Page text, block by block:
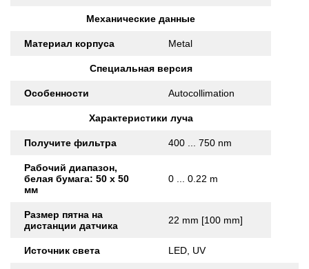
Механические данные
Материал корпуса Metal
Специальная версия
Особенности Autocollimation
Характеристики луча
Получите фильтра 400 ... 750 nm
Рабочий диапазон,
белая бумага: 50 х 50
мм
0 ... 0.22 m
Размер пятна на
дистанции датчика
22 mm [100 mm]
Источник света LED, UV